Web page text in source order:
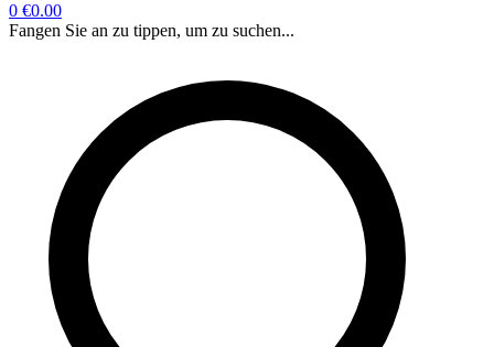
0 €0.00
Fangen Sie an zu tippen, um zu suchen...